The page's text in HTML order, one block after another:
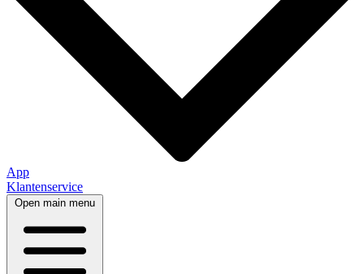
App
Klantenservice
Open main menu